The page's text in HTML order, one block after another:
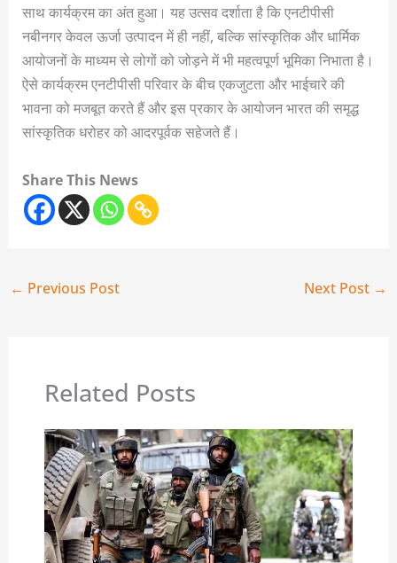
साथ कार्यक्रम का अंत हुआ। यह उत्सव दर्शाता है कि एनटीपीसी
नबीनगर केवल ऊर्जा उत्पादन में ही नहीं, बल्कि सांस्कृतिक और धार्मिक
आयोजनों के माध्यम से लोगों को जोड़ने में भी महत्वपूर्ण भूमिका निभाता है।
ऐसे कार्यक्रम एनटीपीसी परिवार के बीच एकजुटता और भाईचारे की
भावना को मजबूत करते हैं और इस प्रकार के आयोजन भारत की समृद्ध
सांस्कृतिक धरोहर को आदरपूर्वक सहेजते हैं।
Share This News
← Previous Post Next Post →
Related Posts